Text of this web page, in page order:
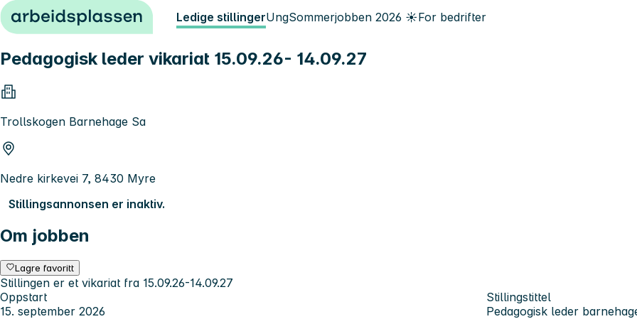
Hopp til innhold Ledige stillingerUngSommerjobben 2026 ☀️For bedrifter
Pedagogisk leder vikariat 15.09.26- 14.09.27
Trollskogen Barnehage Sa
Nedre kirkevei 7, 8430 Myre
Stillingsannonsen er inaktiv.
Om jobben
Lagre favoritt
Stillingen er et vikariat fra 15.09.26-14.09.27
Oppstart
15. september 2026
Stillingstittel
Pedagogisk leder